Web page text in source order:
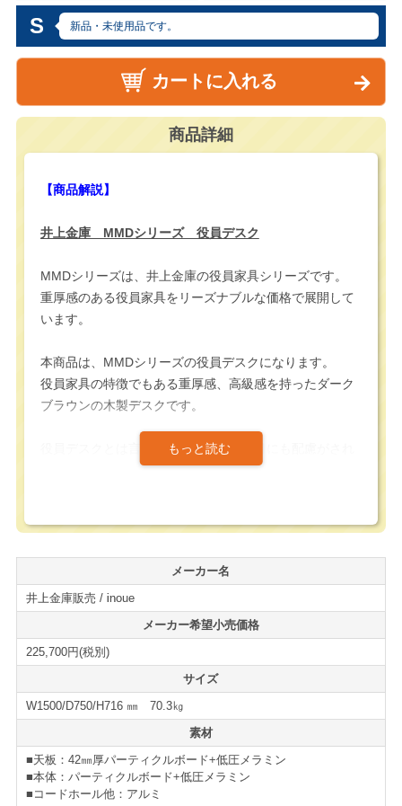
S 新品・未使用品です。
カートに入れる
商品詳細
【商品解説】
井上金庫 MMDシリーズ 役員デスク
MMDシリーズは、井上金庫の役員家具シリーズです。
重厚感のある役員家具をリーズナブルな価格で展開して
います。
本商品は、MMDシリーズの役員デスクになります。
役員家具の特徴でもある重厚感、高級感を持ったダーク
ブラウンの木製デスクです。
役員デスクとは言え、使い心地、機能目にも配慮がされ
また、デスク天板上には、大型のコードホールが装備さ
れており、背面の収納へのアクセスを可能にしていま
す。
デザイン面においても、重厚感のあるダークブラウンに
シルバーのライン入りの引き出しにすることでスタイリ
ッシュな印象を持った役員デスクになっています。
この機能性と、デザインを持った役員デスクとしては非
常にコストパフォーマンスに優れたデスクになっていま
す。
メーカー名
井上金庫販売 / inoue
メーカー希望小売価格
225,700円(税別)
サイズ
W1500/D750/H716 ㎜ 70.3㎏
素材
■天板：42㎜厚パーティクルボード+低圧メラミン
■本体：パーティクルボード+低圧メラミン
■コードホール他：アルミ